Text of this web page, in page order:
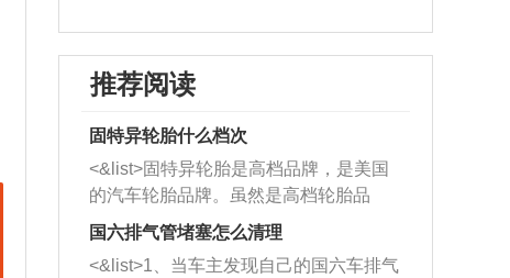
推荐阅读
固特异轮胎什么档次
<&list>固特异轮胎是高档品牌，是美国
的汽车轮胎品牌。虽然是高档轮胎品
牌，但是中高低端的轮胎都有生产，这
也是为了更好的开拓市场。
国六排气管堵塞怎么清理
<&list>1、当车主发现自己的国六车排气